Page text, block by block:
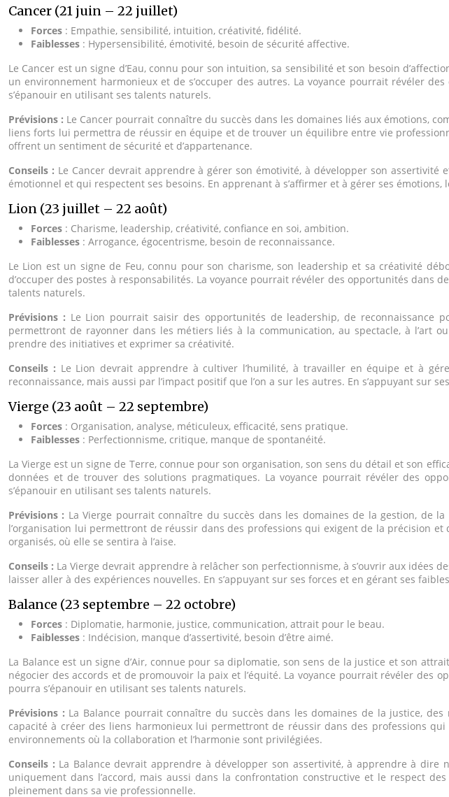
Cancer (21 juin – 22 juillet)
Forces : Empathie, sensibilité, intuition, créativité, fidélité.
Faiblesses : Hypersensibilité, émotivité, besoin de sécurité affective.
Le Cancer est un signe d’Eau, connu pour son intuition, sa sensibilité et son besoin
un environnement harmonieux et de s’occuper des autres. La voyance pourrait révéler
s’épanouir en utilisant ses talents naturels.
Prévisions : Le Cancer pourrait connaître du succès dans les domaines liés aux émotions,
liens forts lui permettra de réussir en équipe et de trouver un équilibre entre vie
offrent un sentiment de sécurité et d’appartenance.
Conseils : Le Cancer devrait apprendre à gérer son émotivité, à développer son
émotionnel et qui respectent ses besoins. En apprenant à s’affirmer et à gérer ses
Lion (23 juillet – 22 août)
Forces : Charisme, leadership, créativité, confiance en soi, ambition.
Faiblesses : Arrogance, égocentrisme, besoin de reconnaissance.
Le Lion est un signe de Feu, connu pour son charisme, son leadership et sa créativité
d’occuper des postes à responsabilités. La voyance pourrait révéler des opportunités dans
talents naturels.
Prévisions : Le Lion pourrait saisir des opportunités de leadership, de
permettront de rayonner dans les métiers liés à la communication, au spectacle, à
prendre des initiatives et exprimer sa créativité.
Conseils : Le Lion devrait apprendre à cultiver l’humilité, à travailler en équipe et à
reconnaissance, mais aussi par l’impact positif que l’on a sur les autres. En s’appuyant
Vierge (23 août – 22 septembre)
Forces : Organisation, analyse, méticuleux, efficacité, sens pratique.
Faiblesses : Perfectionnisme, critique, manque de spontanéité.
La Vierge est un signe de Terre, connue pour son organisation, son sens du détail et son
données et de trouver des solutions pragmatiques. La voyance pourrait révéler des
s’épanouir en utilisant ses talents naturels.
Prévisions : La Vierge pourrait connaître du succès dans les domaines de la gestion, de
l’organisation lui permettront de réussir dans des professions qui exigent de la précision
organisés, où elle se sentira à l’aise.
Conseils : La Vierge devrait apprendre à relâcher son perfectionnisme, à s’ouvrir aux idées
laisser aller à des expériences nouvelles. En s’appuyant sur ses forces et en gérant ses
Balance (23 septembre – 22 octobre)
Forces : Diplomatie, harmonie, justice, communication, attrait pour le beau.
Faiblesses : Indécision, manque d’assertivité, besoin d’être aimé.
La Balance est un signe d’Air, connue pour sa diplomatie, son sens de la justice et son
négocier des accords et de promouvoir la paix et l’équité. La voyance pourrait révéler
pourra s’épanouir en utilisant ses talents naturels.
Prévisions : La Balance pourrait connaître du succès dans les domaines de la justice,
capacité à créer des liens harmonieux lui permettront de réussir dans des professions
environnements où la collaboration et l’harmonie sont privilégiées.
Conseils : La Balance devrait apprendre à développer son assertivité, à apprendre à
uniquement dans l’accord, mais aussi dans la confrontation constructive et le respect
pleinement dans sa vie professionnelle.